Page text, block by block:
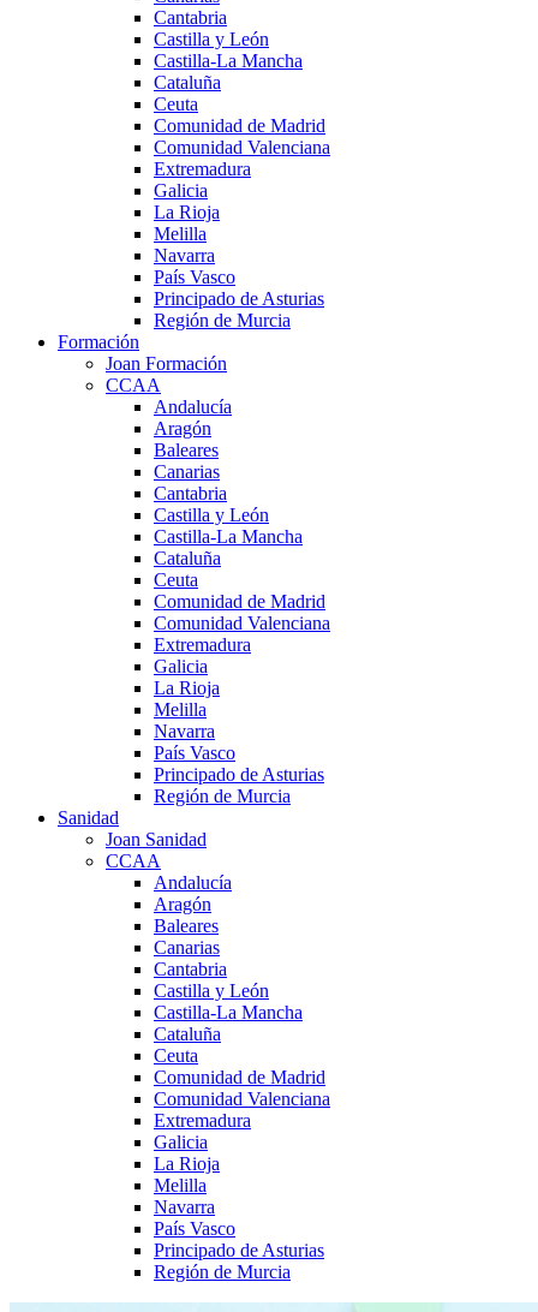
Cantabria
Castilla y León
Castilla-La Mancha
Cataluña
Ceuta
Comunidad de Madrid
Comunidad Valenciana
Extremadura
Galicia
La Rioja
Melilla
Navarra
País Vasco
Principado de Asturias
Región de Murcia
Formación
Joan Formación
CCAA
Andalucía
Aragón
Baleares
Canarias
Cantabria
Castilla y León
Castilla-La Mancha
Cataluña
Ceuta
Comunidad de Madrid
Comunidad Valenciana
Extremadura
Galicia
La Rioja
Melilla
Navarra
País Vasco
Principado de Asturias
Región de Murcia
Sanidad
Joan Sanidad
CCAA
Andalucía
Aragón
Baleares
Canarias
Cantabria
Castilla y León
Castilla-La Mancha
Cataluña
Ceuta
Comunidad de Madrid
Comunidad Valenciana
Extremadura
Galicia
La Rioja
Melilla
Navarra
País Vasco
Principado de Asturias
Región de Murcia